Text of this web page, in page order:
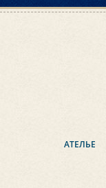
АТЕЛЬЕ